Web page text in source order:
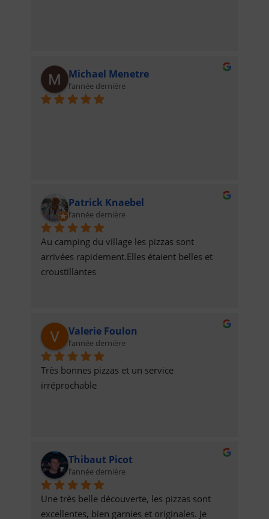
Michael Menetre
l’année dernière
Patrick Knaebel
l’année dernière
Au camping du village les pizzas sont
arrivées rapidement.Elles étaient belles et
croustillantes
Valerie Foulon
l’année dernière
Très bonnes pizzas et un service
irréprochable
Thibaut Picot
l’année dernière
Une très belle découverte, les pizzas sont
excellentes, bien garnies et originales. Je